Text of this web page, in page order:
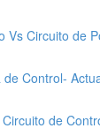
Vs Circuito de
Control-
de